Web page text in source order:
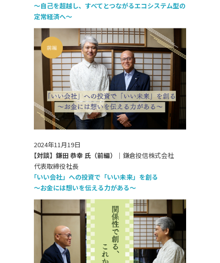
～自己を超越し、すべてとつながるエコシステム型の
定常経済へ～
2024年11月19日
【対談】鎌田 恭幸 氏（前編）｜鎌倉投信株式会社
代表取締役社長
「いい会社」への投資で「いい未来」を創る
～お金には想いを伝える力がある～